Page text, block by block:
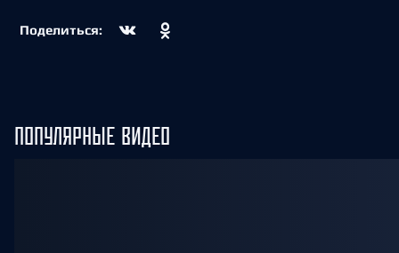
Поделиться:
ПОПУЛЯРНЫЕ ВИДЕО